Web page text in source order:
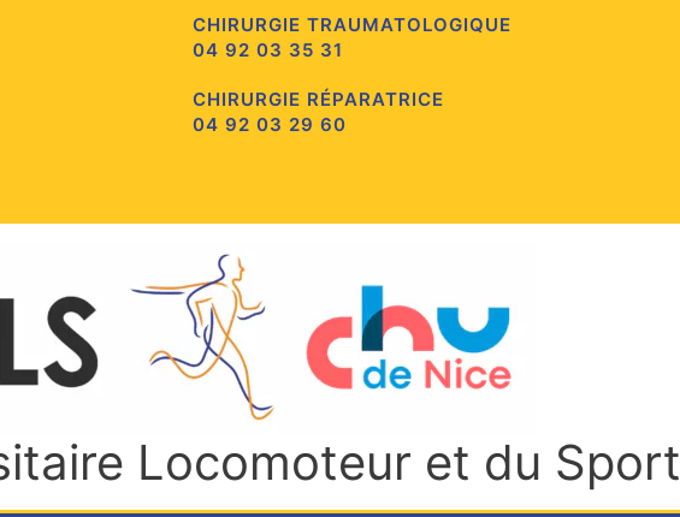
CHIRURGIE TRAUMATOLOGIQUE
04 92 03 35 31
CHIRURGIE RÉPARATRICE
04 92 03 29 60
Locomoteur et du Sport